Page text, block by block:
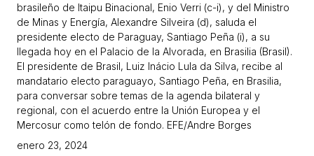
brasileño de Itaipu Binacional, Enio Verri (c-i), y del Ministro
de Minas y Energía, Alexandre Silveira (d), saluda el
presidente electo de Paraguay, Santiago Peña (i), a su
llegada hoy en el Palacio de la Alvorada, en Brasilia (Brasil).
El presidente de Brasil, Luiz Inácio Lula da Silva, recibe al
mandatario electo paraguayo, Santiago Peña, en Brasilia,
para conversar sobre temas de la agenda bilateral y
regional, con el acuerdo entre la Unión Europea y el
Mercosur como telón de fondo. EFE/Andre Borges
enero 23, 2024